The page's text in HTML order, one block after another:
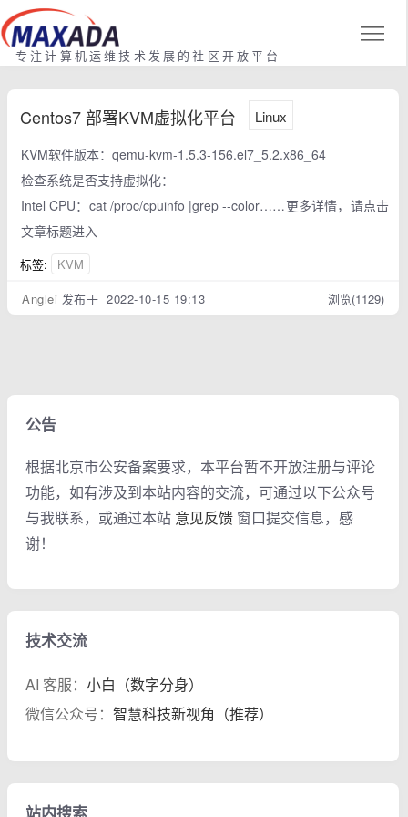
专注计算机运维技术发展的社区开放平台
Centos7 部署KVM虚拟化平台 Linux
KVM软件版本：qemu-kvm-1.5.3-156.el7_5.2.x86_64
检查系统是否支持虚拟化：
Intel CPU：cat /proc/cpuinfo |grep --color……更多详情，请点击
文章标题进入
标签:
KVM
Anglei 发布于 2022-10-15 19:13 浏览(1129)
公告
根据北京市公安备案要求，本平台暂不开放注册与评论
功能，如有涉及到本站内容的交流，可通过以下公众号
与我联系，或通过本站 意见反馈 窗口提交信息，感
谢！
技术交流
AI 客服： 小白（数字分身）
微信公众号： 智慧科技新视角（推荐）
站内搜索